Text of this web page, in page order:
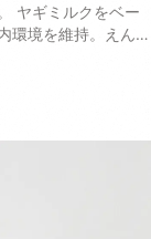
ヤギミルクをベー
環境を維持。えんど
イムQ10が元気な
選されたサポート
が可能。 パピーか